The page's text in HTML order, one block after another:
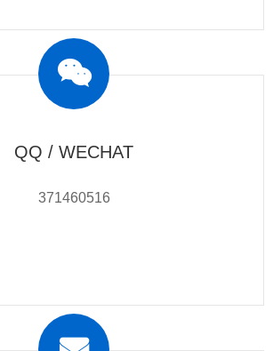
QQ / WECHAT
371460516